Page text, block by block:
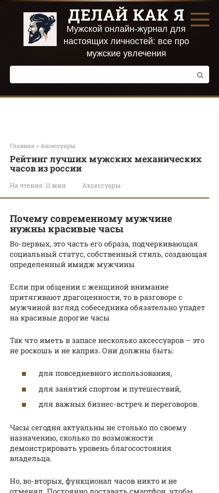
Перейти
контенту
ДЕЛАЙ КАК Я
Мужской онлайн-журнал для
настоящих личностей: все про
мужские увлечения
Поиск:
Главная » Аксессуары
Рейтинг лучших мужских механических
часов из россии
На чтение: 11 мин Аксессуары
Почему современному мужчине
нужны красивые часы
Во-первых, это часть его образа, подчеркивающая
социальный статус, собственный стиль, создающая
определенный имидж мужчины
Если при общении с женщиной внимание
притягивают драгоценности, то в разговоре с
мужчиной взгляд собеседника обязательно упадет
на красивые дорогие часы
Так что иметь в запасе несколько аксессуаров – это
не роскошь и не каприз. Они должны быть:
для повседневного использования,
для занятий спортом и путешествий,
для важных бизнес-встреч и переговоров.
Часы сегодня актуальны не столько по своему
назначению, сколько по возможности
демонстрировать уровень благосостояния
владельца.
Но, во-вторых, функционал часов никто и не